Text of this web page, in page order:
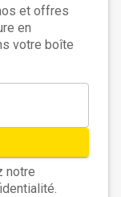
et offres
en
votre boîte
notre